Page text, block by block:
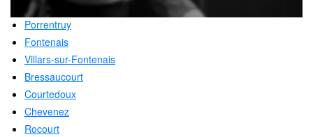
Porrentruy
Fontenais
Villars-sur-Fontenais
Bressaucourt
Courtedoux
Chevenez
Rocourt